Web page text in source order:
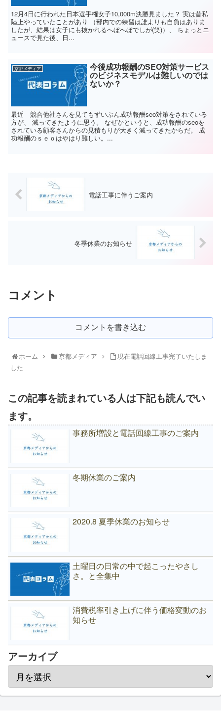
12月4日に行われた日本選手権女子10,000m決勝見ました？ 実は昔私
陸上やっていたことがあり （部内での練習は誰よりも自負はありま
したが、結果は女子にも抜かれるへぼへぼでしが(笑)）、 ちょっとニ
ュースで見た後、日...
京都メディア 今後成功報酬のSEO対策サービス
のビジネスモデルは難しいのでは
ないか？
最近 競合他社さんを見てもずいぶん成功報酬seo対策をされている
方が、 減ってきたように思う。 なぜかというと、成功報酬のseoを
されている顧客さんからの見積もりが大きく減ってきたからだ。 成
功報酬のｓｅｏはやはり難しい。...
電話工事に伴うご案内
冬季休業のお知らせ
コメント
コメントを書き込む
ホーム 京都メディア
現在電話回線工事完了いたしま
した
この記事を読まれている人は下記も読んでい
ます。
事務所増設と電話回線工事のご案内
冬期休業のご案内
2020.8 夏季休業のお知らせ
土曜日の日常の中で起こったやさし
さ。と全集中
消費税率引き上げに伴う価格変動のお
知らせ
アーカイブ